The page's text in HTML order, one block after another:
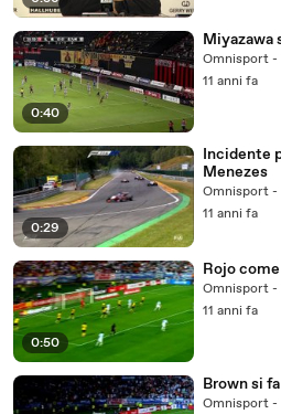
0:40
Miyazawa
Omnisport
11 anni fa
0:29
Incidente
Menezes
Omnisport
11 anni fa
0:50
Rojo
Omnisport
11 anni fa
Brown si
Omnisport